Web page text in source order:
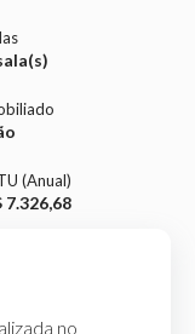
(Anual)
7.326,68
no